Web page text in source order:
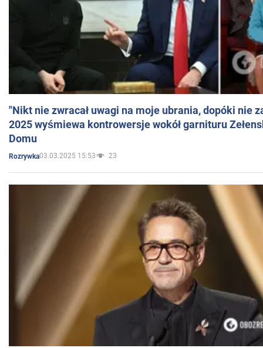
"Nikt nie zwracał uwagi na moje ubrania, dopóki nie
2025 wyśmiewa kontrowersje wokół garnituru
Domu
Rozrywka03.03.2025 15:53 23